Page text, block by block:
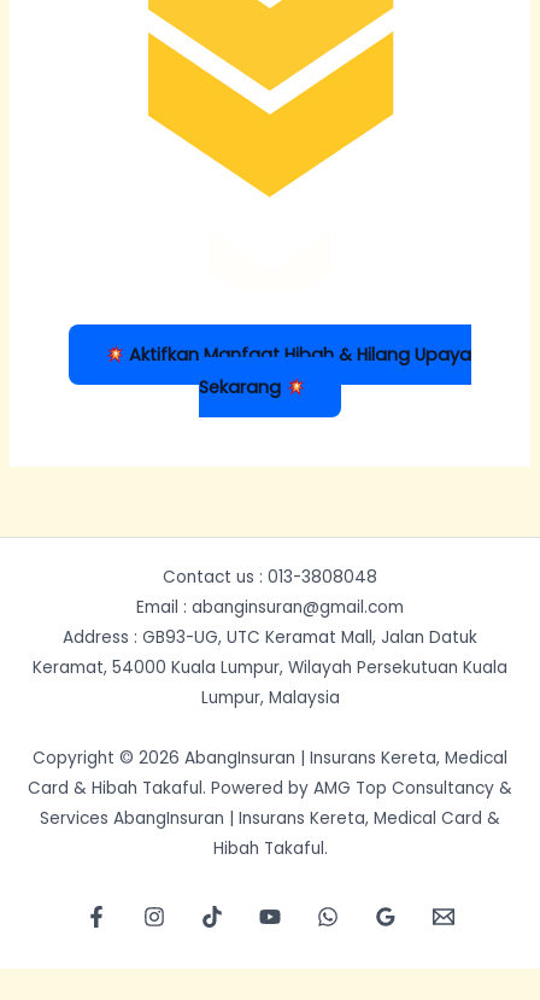
Aktifkan Manfaat Hibah & Hilang Upaya
Sekarang
Contact us : 013-3808048
Email : abanginsuran@gmail.com
Address : GB93-UG, UTC Keramat Mall, Jalan Datuk
Keramat, 54000 Kuala Lumpur, Wilayah Persekutuan Kuala
Lumpur, Malaysia
Copyright © 2026 AbangInsuran | Insurans Kereta, Medical
Card & Hibah Takaful. Powered by AMG Top Consultancy &
Services AbangInsuran | Insurans Kereta, Medical Card &
Hibah Takaful.